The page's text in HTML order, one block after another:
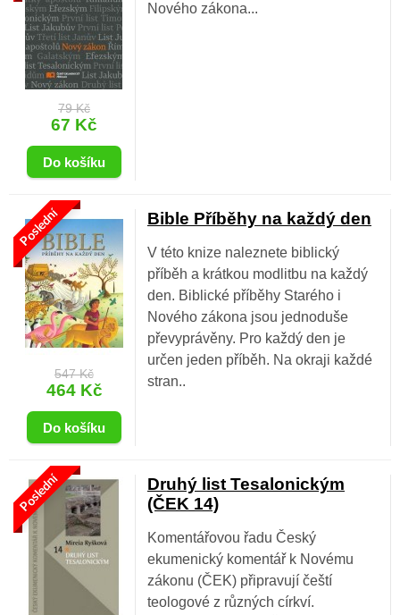
79 Kč
67 Kč
Nového zákona...
Poslední
547 Kč
464 Kč
Bible Příběhy na každý den
V této knize naleznete biblický
příběh a krátkou modlitbu na každý
den. Biblické příběhy Starého i
Nového zákona jsou jednoduše
převyprávěny. Pro každý den je
určen jeden příběh. Na okraji každé
stran..
Poslední
Druhý list Tesalonickým
(ČEK 14)
Komentářovou řadu Český
ekumenický komentář k Novému
zákonu (ČEK) připravují čeští
teologové z různých církví.